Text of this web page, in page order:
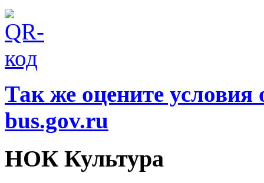
Так же оцените условия
bus.gov.ru
НОК Культура